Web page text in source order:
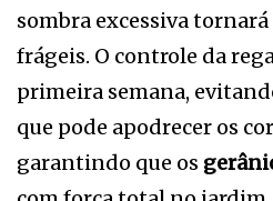
sombra excessiva
frágeis. O controle da
primeira semana,
que pode apodrecer os
garantindo que os